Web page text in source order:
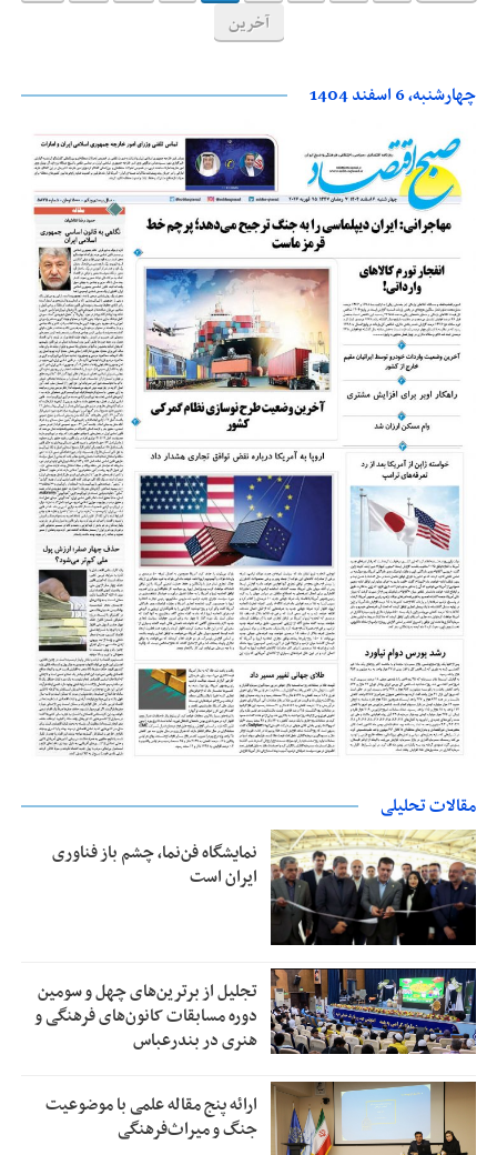
آخرین
چهارشنبه، 6 اسفند 1404
مقالات تحلیلی
نمایشگاه فن‌نما، چشم باز فناوری
ایران است
تجلیل از بر‌ترین‌های چهل و سومین
دوره مسابقات کانون‌های فرهنگی و
هنری در بندرعباس
ارائه پنج مقاله علمی با موضوعیت
جنگ و میراث‌فرهنگی